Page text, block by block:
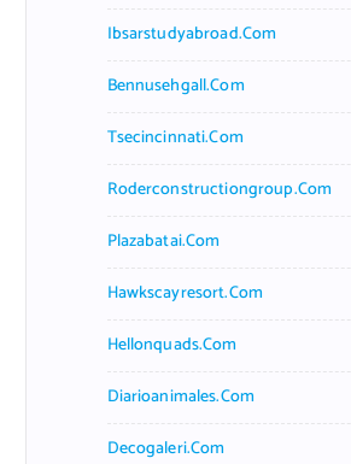
Ibsarstudyabroad.com
Bennusehgall.com
Tsecincinnati.com
Roderconstructiongroup.com
Plazabatai.com
Hawkscayresort.com
Hellonquads.com
Diarioanimales.com
Decogaleri.com